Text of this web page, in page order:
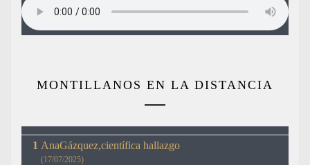
MONTILLANOS EN LA DISTANCIA
AnaGázquez,científica hallazgo
(17/07/2025)